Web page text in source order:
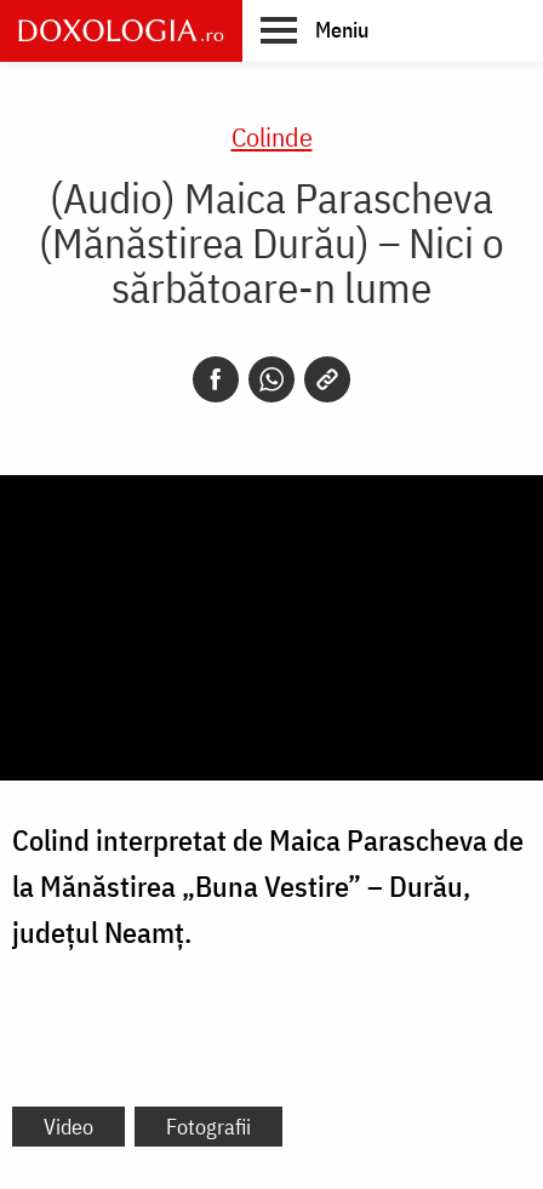
Skip
to
main
Meniu
Colinde
(Audio) Maica Parascheva
(Mănăstirea Durău) – Nici o
sărbătoare-n lume
Colind interpretat de Maica Parascheva de
la Mănăstirea „Buna Vestire” – Durău,
județul Neamț.
Video Fotografii